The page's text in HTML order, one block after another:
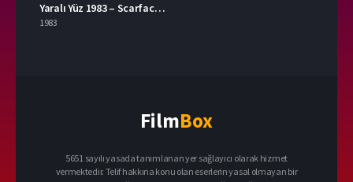
Yaralı Yüz 1983 – Scarface 1080p Turkce Dublaj izle
1983
FilmBox
5651 sayılı yasada tanımlanan yer sağlayıcı olarak hizmet
vermektedir. Telif hakkına konu olan eserlerin yasal olmayan bir